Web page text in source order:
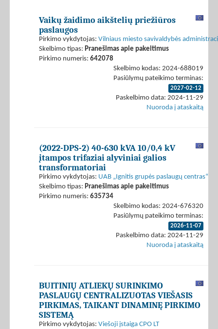
Vaikų žaidimo aikštelių priežiūros
paslaugos
Pirkimo vykdytojas: Vilniaus miesto savivaldybės
Skelbimo tipas: Pranešimas apie pakeitimus
Pirkimo numeris: 642078
Skelbimo kodas: 2024-688019
Pasiūlymų pateikimo terminas:
2027-02-12
Paskelbimo data: 2024-11-29
Nuoroda į ataskaitą
(2022-DPS-2) 40-630 kVA 10/0,4 kV
įtampos trifaziai alyviniai galios
transformatoriai
Pirkimo vykdytojas: UAB „Ignitis grupės paslaugų centras“
Skelbimo tipas: Pranešimas apie pakeitimus
Pirkimo numeris: 635734
Skelbimo kodas: 2024-676320
Pasiūlymų pateikimo terminas:
2026-11-07
Paskelbimo data: 2024-11-29
Nuoroda į ataskaitą
BUITINIŲ ATLIEKŲ SURINKIMO
PASLAUGŲ CENTRALIZUOTAS VIEŠASIS
PIRKIMAS, TAIKANT DINAMINĘ PIRKIMO
SISTEMĄ
Pirkimo vykdytojas: Viešoji įstaiga CPO LT